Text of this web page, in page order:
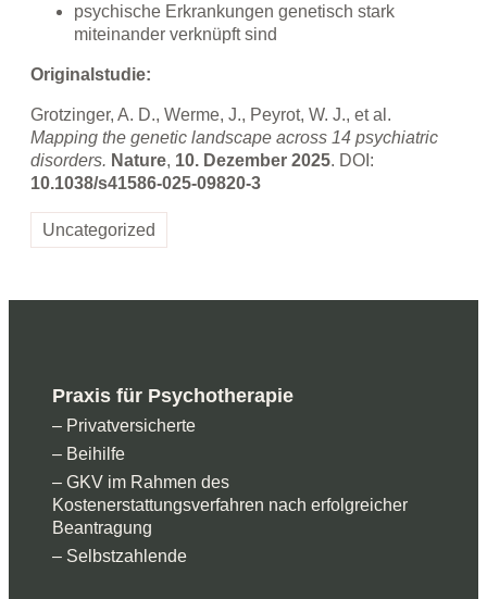
psychische Erkrankungen genetisch stark
miteinander verknüpft sind
Originalstudie:
Grotzinger, A. D., Werme, J., Peyrot, W. J., et al.
Mapping the genetic landscape across 14 psychiatric
disorders. Nature, 10. Dezember 2025. DOI:
10.1038/s41586-025-09820-3
Uncategorized
Praxis für Psychotherapie
– Privatversicherte
– Beihilfe
– GKV im Rahmen des
Kostenerstattungsverfahren nach erfolgreicher
Beantragung
– Selbstzahlende